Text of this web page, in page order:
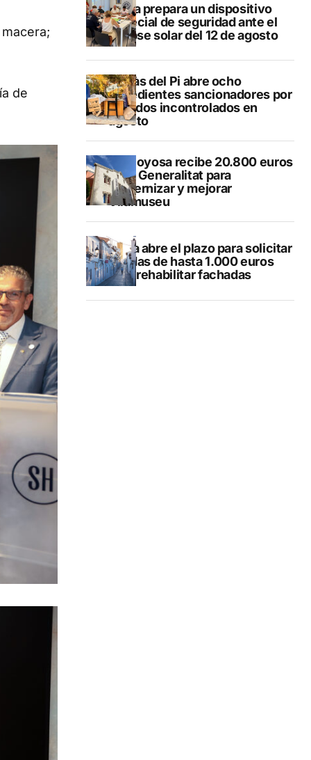
de
Xàbia prepara un dispositivo
especial de seguridad ante el
eclipse solar del 12 de agosto
L’Alfàs del Pi abre ocho
expedientes sancionadores por
vertidos incontrolados en
agosto
Villajoyosa recibe 20.800 euros
de la Generalitat para
modernizar y mejorar
Vilamuseu
Altea abre el plazo para solicitar
ayudas de hasta 1.000 euros
para rehabilitar fachadas